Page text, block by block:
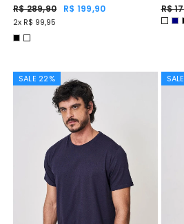
R$ 289,90 R$ 199,90
2x R$ 99,95
R$
SALE 22%